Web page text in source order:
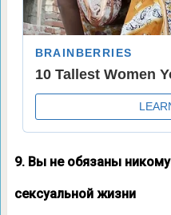
9. Вы не обязаны
сексуальной жизни